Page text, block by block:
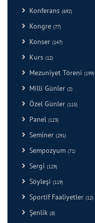
Konferans (692)
Kongre (77)
Konser (147)
Kurs (12)
Mezuniyet Töreni (199)
Milli Günler (2)
Özel Günler (115)
Panel (123)
Seminer (291)
Sempozyum (71)
Sergi (129)
Söyleşi (119)
Sportif Faaliyetler (12)
Şenlik (8)